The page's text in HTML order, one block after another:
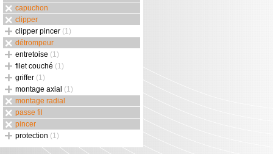
capuchon
clipper
clipper pincer (1)
détrompeur
entretoise (1)
filet couché (1)
griffer (1)
montage axial (1)
montage radial
passe fil
pincer
protection (1)